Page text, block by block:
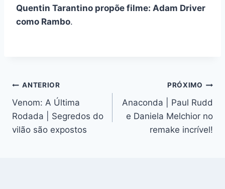
Quentin Tarantino propõe filme: Adam Driver
como Rambo.
Navegação
de
Post
ANTERIOR
Venom: A Última
Rodada | Segredos do
vilão são expostos
PRÓXIMO
Anaconda | Paul Rudd
e Daniela Melchior no
remake incrível!